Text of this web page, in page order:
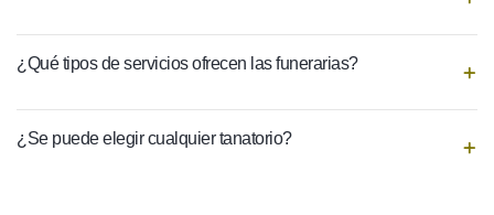
¿Qué tipos de servicios ofrecen las funerarias?
¿Se puede elegir cualquier tanatorio?